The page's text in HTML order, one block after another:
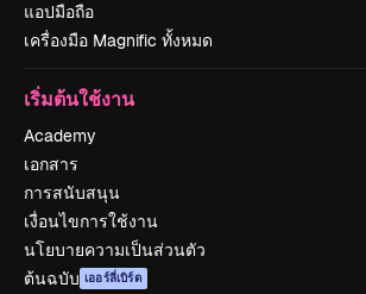
แอปมือถือ
เครื่องมือ Magnific ทั้งหมด
เริ่มต้นใช้งาน
Academy
เอกสาร
การสนับสนุน
เงื่อนไขการใช้งาน
นโยบายความเป็นส่วนตัว
ต้นฉบับ เออร์ลี่เบิร์ด